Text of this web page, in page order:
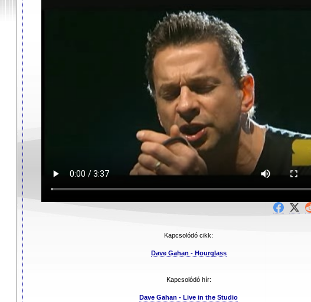
Kapcsolódó cikk:
Dave Gahan - Hourglass
Kapcsolódó hír:
Dave Gahan - Live in the Studio